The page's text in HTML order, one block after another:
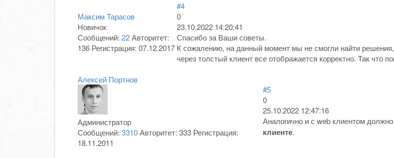
Максим Тарасов
Новичок
Сообщений: 22 Авторитет:
136 Регистрация: 07.12.2017
#4
0
23.10.2022 14:20:41
Спасибо за Ваши советы.
К сожалению, на данный момент мы не смогли найти
через толстый клиент все отображается корректно. Так что
Алексей Портнов
Администратор
Сообщений: 3310 Авторитет: 333 Регистрация:
18.11.2011
#5
0
25.10.2022 12:47:16
Аналогично и с web клиентом
клиенте.